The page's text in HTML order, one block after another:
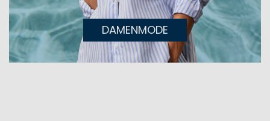
DAMENMODE